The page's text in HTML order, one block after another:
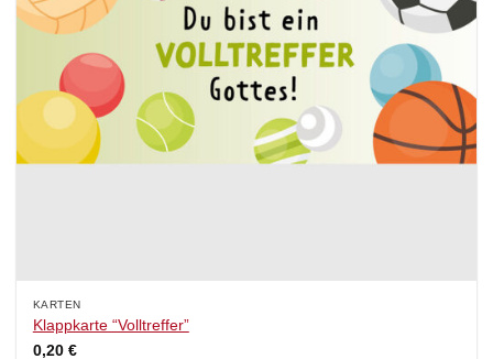
KARTEN
Klappkarte “Volltreffer”
0,20 €